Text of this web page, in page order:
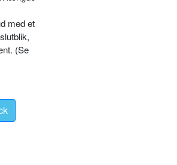
med et
(Se